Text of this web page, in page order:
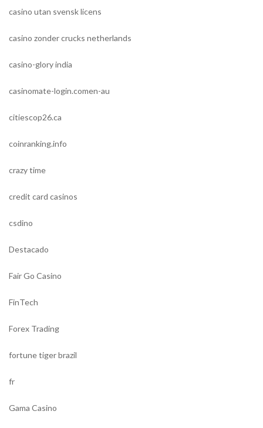
casino utan svensk licens
casino zonder crucks netherlands
casino-glory india
casinomate-login.comen-au
citiescop26.ca
coinranking.info
crazy time
credit card casinos
csdino
Destacado
Fair Go Casino
FinTech
Forex Trading
fortune tiger brazil
fr
Gama Casino